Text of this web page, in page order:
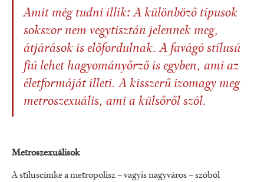
Amit még tudni illik: A különböző típusok
sokszor nem vegytisztán jelennek meg,
átjárások is előfordulnak. A favágó stílusú
fiú lehet hagyományőrző is egyben, ami az
életformáját illeti. A kisszerű izomagy meg
metroszexuális, ami a külsőről szól.
Metroszexuálisok
A stíluscímke a metropolisz – vagyis nagyváros – szóból